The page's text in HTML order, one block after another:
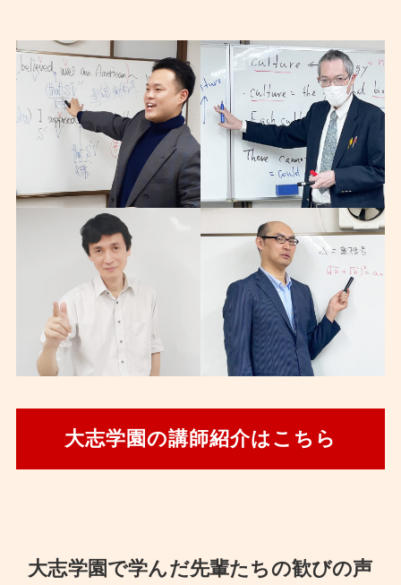
大志学園の講師紹介はこちら
大志学園で学んだ先輩たちの歓びの声